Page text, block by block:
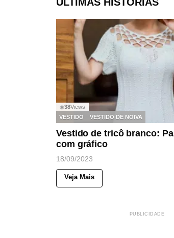
◉38Views
VESTIDO
VESTIDO DE NOIVA
Vestido de tricô branco:
com gráfico
18/09/2023
Veja Mais
PUBLICIDADE